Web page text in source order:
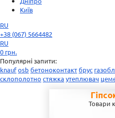
Київ
RU
+38 (067) 5664482
RU
0 грн.
Популярні запити:
knaufosb бетоноконтактбрус
склополотно стяжка утеплювач
Товари